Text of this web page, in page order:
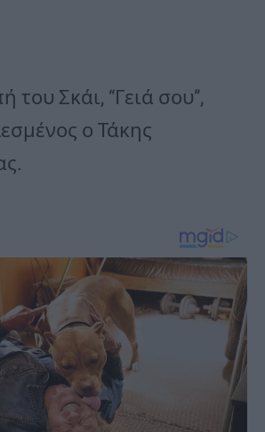
του Σκάι, “Γειά σου”,
ο Τάκης